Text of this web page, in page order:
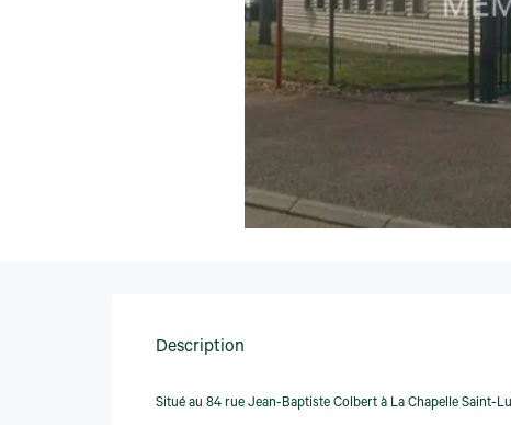
Description
Situé au 84 rue Jean-Baptiste Colbert à La Chapelle Saint-